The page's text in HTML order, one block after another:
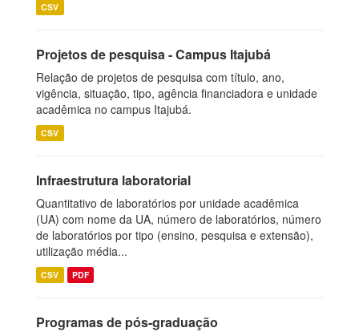
CSV
Projetos de pesquisa - Campus Itajubá
Relação de projetos de pesquisa com título, ano,
vigência, situação, tipo, agência financiadora e unidade
acadêmica no campus Itajubá.
CSV
Infraestrutura laboratorial
Quantitativo de laboratórios por unidade acadêmica
(UA) com nome da UA, número de laboratórios, número
de laboratórios por tipo (ensino, pesquisa e extensão),
utilização média...
CSV PDF
Programas de pós-graduação